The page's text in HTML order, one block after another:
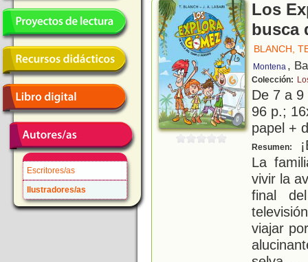
Escritores/as
Ilustradores/as
Los
busca
BLANCH,
Montena ,
Colección:
De 7 a
96 p.;
papel +
Resumen:
La
vivir la
final
viajar